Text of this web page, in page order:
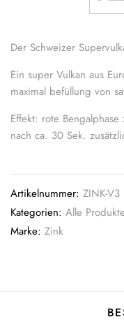
Der Schweizer
Ein super Vulkan aus
maximal befüllung von
Effekt: rote
nach ca. 30 Sek.
Artikelnummer: ZINK-V3
Kategorien: Alle Produkte
Marke: Zink